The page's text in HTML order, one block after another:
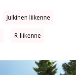
Julkinen liikenne
R-liikenne